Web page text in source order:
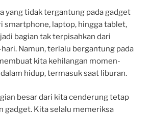
yang tidak tergantung pada gadget
smartphone, laptop, hingga tablet,
bagian tak terpisahkan dari
Namun, terlalu bergantung pada
kita kehilangan momen-
hidup, termasuk saat liburan.
besar dari kita cenderung tetap
gadget. Kita selalu memeriksa